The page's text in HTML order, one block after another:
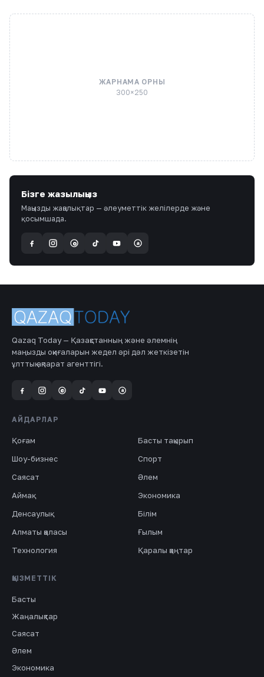
ЖАРНАМА ОРНЫ
300×250
Бізге жазылыңыз
Маңызды жаңалықтар — әлеуметтік желілерде және
қосымшада.
@ a
Qazaq Today — Қазақстанның және әлемнің
маңызды оқиғаларын жедел әрі дәл жеткізетін
ұлттық ақпарат агенттігі.
@ a
АЙДАРЛАР
Қоғам
Басты тақырып
Шоу-бизнес
Спорт
Саясат
Әлем
Аймақ
Экономика
Денсаулық
Білім
Алматы қаласы
Ғылым
Технология
Қаралы қаңтар
ҚЫЗМЕТТІК
Басты
Жаңалықтар
Саясат
Әлем
Экономика